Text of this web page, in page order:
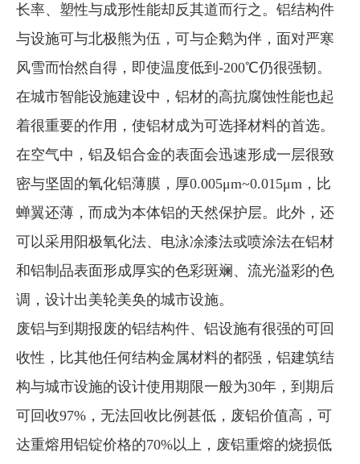
长率、塑性与成形性能却反其道而行之。铝结构件
与设施可与北极熊为伍，可与企鹅为伴，面对严寒
风雪而怡然自得，即使温度低到-200℃仍很强韧。
在城市智能设施建设中，铝材的高抗腐蚀性能也起
着很重要的作用，使铝材成为可选择材料的首选。
在空气中，铝及铝合金的表面会迅速形成一层很致
密与坚固的氧化铝薄膜，厚0.005μm~0.015μm，比
蝉翼还薄，而成为本体铝的天然保护层。此外，还
可以采用阳极氧化法、电泳凃漆法或喷涂法在铝材
和铝制品表面形成厚实的色彩斑斓、流光溢彩的色
调，设计出美轮美奂的城市设施。
废铝与到期报废的铝结构件、铝设施有很强的可回
收性，比其他任何结构金属材料的都强，铝建筑结
构与城市设施的设计使用期限一般为30年，到期后
可回收97%，无法回收比例甚低，废铝价值高，可
达重熔用铝锭价格的70%以上，废铝重熔的烧损低